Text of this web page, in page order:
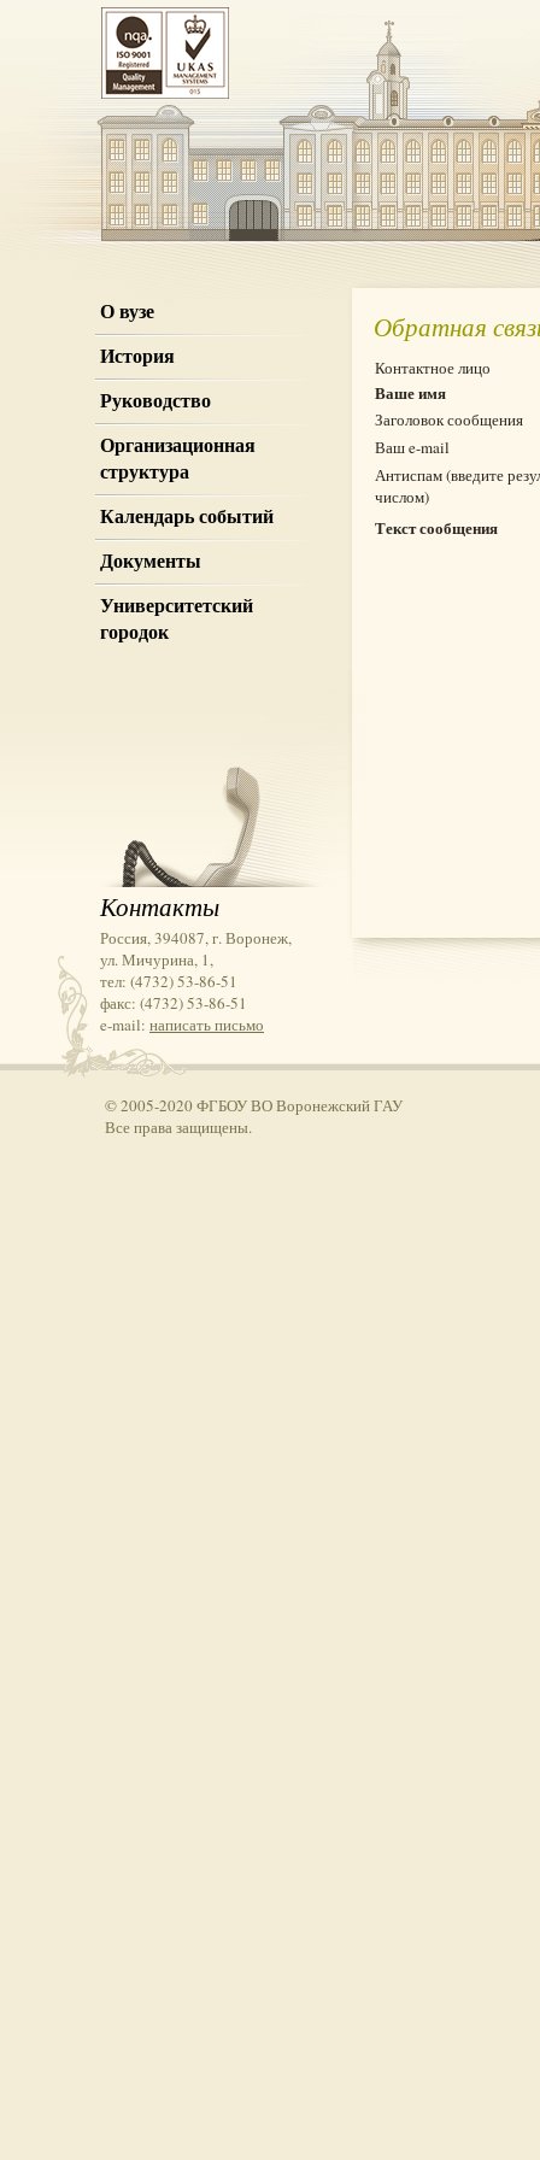
О вузе
История
Руководство
Организационная
структура
Календарь событий
Документы
Университетский
городок
Обратная
Контактное лицо
Ваше имя
Заголовок сообщения
Ваш e-mail
Антиспам (введите
числом)
Текст сообщения
Контакты
Россия, 394087, г. Воронеж,
ул. Мичурина, 1,
тел: (4732) 53-86-51
факс: (4732) 53-86-51
e-mail: написать письмо
© 2005-2020 ФГБОУ ВО Воронежский ГАУ
Все права защищены.